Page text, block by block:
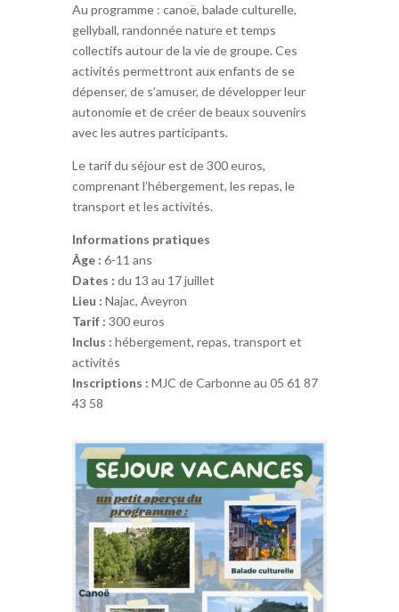
Au programme : canoë, balade culturelle,
gellyball, randonnée nature et temps
collectifs autour de la vie de groupe. Ces
activités permettront aux enfants de se
dépenser, de s’amuser, de développer leur
autonomie et de créer de beaux souvenirs
avec les autres participants.
Le tarif du séjour est de 300 euros,
comprenant l’hébergement, les repas, le
transport et les activités.
Informations pratiques
Âge : 6-11 ans
Dates : du 13 au 17 juillet
Lieu : Najac, Aveyron
Tarif : 300 euros
Inclus : hébergement, repas, transport et
activités
Inscriptions : MJC de Carbonne au 05 61 87
43 58